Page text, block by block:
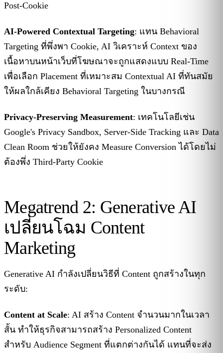
Post-Cookie
AI-Powered Contextual Targeting: แทน Behavioral
Targeting ที่พึ่งพา Cookie, AI วิเคราะห์ Context ของ
เนื้อหาบนหน้าเว็บที่โฆษณาจะถูกแสดงแบบ Real-Time
เพื่อเลือก Placement ที่เหมาะสม Contextual AI ที่ทันสมัย
ให้ผลใกล้เคียง Behavioral Targeting ในบางกรณี
Privacy-Preserving Measurement: เทคโนโลยีเช่น
Google's Privacy Sandbox, Server-Side Tracking และ Data
Clean Room ช่วยให้ยังคง Measure Conversion ได้โดยไม่
ต้องพึ่ง Third-Party Cookie
Megatrend 2: Generative AI
เปลี่ยนโฉม Content
Marketing
Generative AI กำลังเปลี่ยนวิธีที่ Content ถูกสร้างในทุก
ระดับ:
Content at Scale: AI สร้าง Content จำนวนมากในเวลา
สั้น ทำให้ธุรกิจสามารถสร้าง Personalized Content
สำหรับ Audience Segment ที่แตกต่างกันได้ แทนที่จะส่ง